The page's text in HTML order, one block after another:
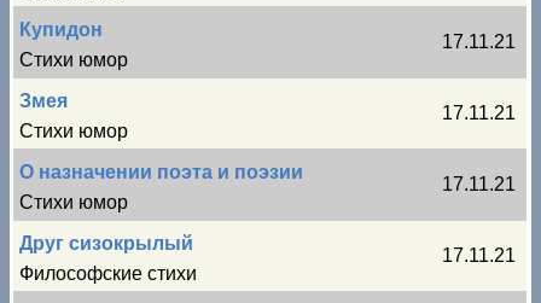
Купидон
Стихи юмор
17.11.21
Змея
Стихи юмор
17.11.21
О назначении поэта и поэзии
Стихи юмор
17.11.21
Друг сизокрылый
Философские стихи
17.11.21